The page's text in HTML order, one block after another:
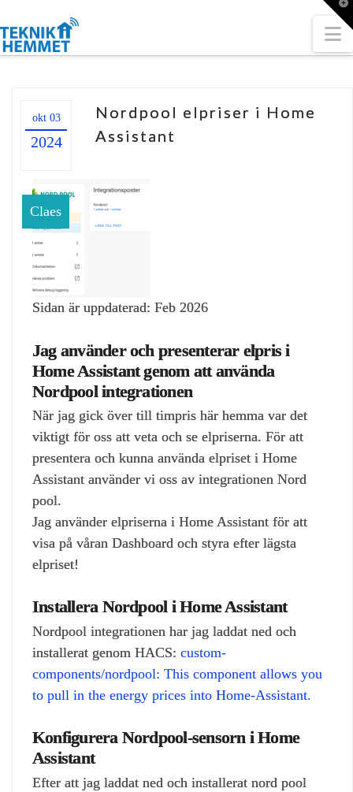
okt 03
2024
Nordpool elpriser i Home
Assistant
Claes
Sidan är uppdaterad: Feb 2026
Jag använder och presenterar elpris i
Home Assistant genom att använda
Nordpool integrationen
När jag gick över till timpris här hemma var det
viktigt för oss att veta och se elpriserna. För att
presentera och kunna använda elpriset i Home
Assistant använder vi oss av integrationen Nord
pool.
Jag använder elpriserna i Home Assistant för att
visa på våran Dashboard och styra efter lägsta
elpriset!
Installera Nordpool i Home Assistant
Nordpool integrationen har jag laddat ned och
installerat genom HACS: custom-
components/nordpool: This component allows you
to pull in the energy prices into Home-Assistant.
Konfigurera Nordpool‑sensorn i Home
Assistant
Efter att jag laddat ned och installerat nord pool